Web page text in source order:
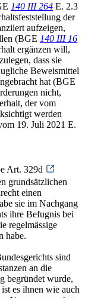
140 III 264 E. 2.3
der
aufzeigen,
(BGE 140 III 16
ergänzen will,
dass sie
Beweismittel
hat (BGE
nicht,
der vom
werden
19. Juli 2021 E.
Art. 329d
grundsätzlichen
einen
sie im Nachgang
ihre Befugnis bei
regelmässige
habe.
sind
an die
begründet wurde,
es ihnen wie auch